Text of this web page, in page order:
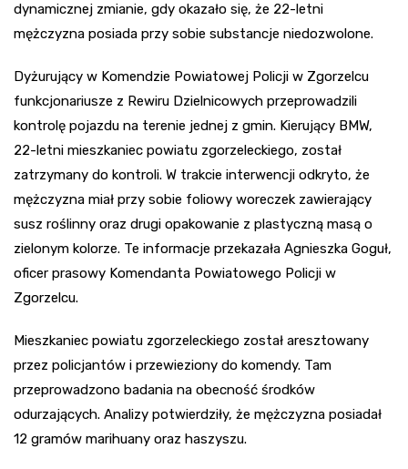
dynamicznej zmianie, gdy okazało się, że 22-letni
mężczyzna posiada przy sobie substancje niedozwolone.
Dyżurujący w Komendzie Powiatowej Policji w Zgorzelcu
funkcjonariusze z Rewiru Dzielnicowych przeprowadzili
kontrolę pojazdu na terenie jednej z gmin. Kierujący BMW,
22-letni mieszkaniec powiatu zgorzeleckiego, został
zatrzymany do kontroli. W trakcie interwencji odkryto, że
mężczyzna miał przy sobie foliowy woreczek zawierający
susz roślinny oraz drugi opakowanie z plastyczną masą o
zielonym kolorze. Te informacje przekazała Agnieszka Goguł,
oficer prasowy Komendanta Powiatowego Policji w
Zgorzelcu.
Mieszkaniec powiatu zgorzeleckiego został aresztowany
przez policjantów i przewieziony do komendy. Tam
przeprowadzono badania na obecność środków
odurzających. Analizy potwierdziły, że mężczyzna posiadał
12 gramów marihuany oraz haszyszu.